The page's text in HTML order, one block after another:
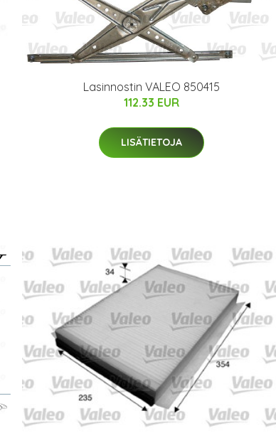
Lasinnostin VALEO 850415
112.33 EUR
LISÄTIETOJA